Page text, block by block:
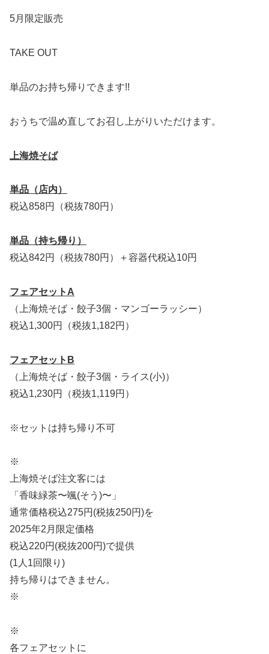
5月限定販売
TAKE OUT
単品のお持ち帰りできます!!
おうちで温め直してお召し上がりいただけます。
上海焼そば
単品（店内）
税込858円（税抜780円）
単品（持ち帰り）
税込842円（税抜780円）＋容器代税込10円
フェアセットA
（上海焼そば・餃子3個・マンゴーラッシー）
税込1,300円（税抜1,182円）
フェアセットB
（上海焼そば・餃子3個・ライス(小)）
税込1,230円（税抜1,119円）
※セットは持ち帰り不可
※
上海焼そば注文客には
「香味緑茶〜颯(そう)〜」
通常価格税込275円(税抜250円)を
2025年2月限定価格
税込220円(税抜200円)で提供
(1人1回限り)
持ち帰りはできません。
※
※
各フェアセットに